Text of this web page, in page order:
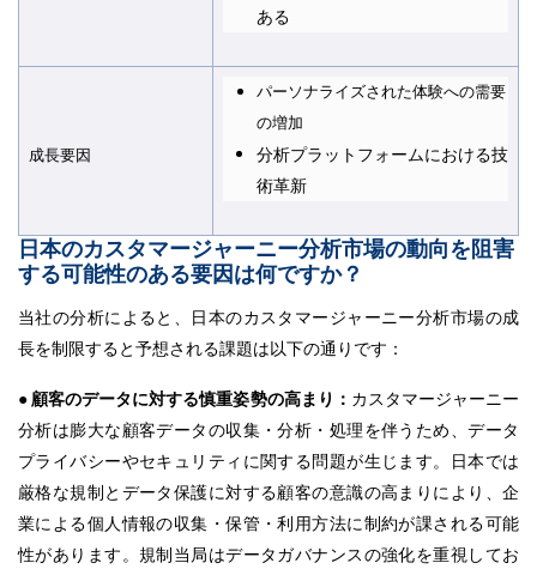
ある
成長要因
パーソナライズされた体験への需要
の増加
分析プラットフォームにおける技
術革新
日本のカスタマージャーニー分析市場の動向を阻害
する可能性のある要因は何ですか？
当社の分析によると、日本のカスタマージャーニー分析市場の成
長を制限すると予想される課題は以下の通りです：
● 顧客のデータに対する慎重姿勢の高まり： カスタマージャーニー
分析は膨大な顧客データの収集・分析・処理を伴うため、データ
プライバシーやセキュリティに関する問題が生じます。日本では
厳格な規制とデータ保護に対する顧客の意識の高まりにより、企
業による個人情報の収集・保管・利用方法に制約が課される可能
性があります。規制当局はデータガバナンスの強化を重視してお